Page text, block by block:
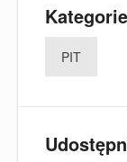
Kategorie
PIT